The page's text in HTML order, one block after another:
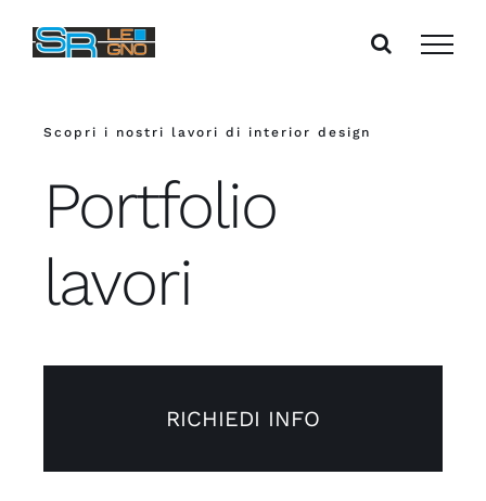
Scopri i nostri lavori di interior design
Portfolio
lavori
RICHIEDI INFO